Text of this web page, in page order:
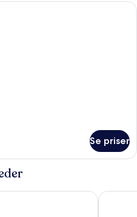
Skrivebord, strykejern/-brett,
Se priser
Delta